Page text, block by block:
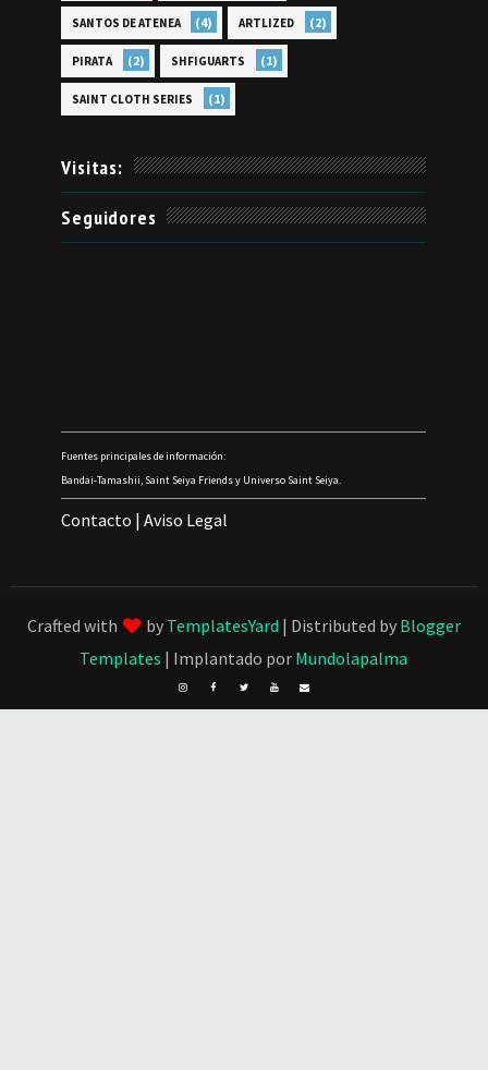
SANTOS DE ATENEA (4) ARTLIZED (2)
PIRATA (2) SHFIGUARTS (1)
SAINT CLOTH SERIES (1)
Visitas:
Seguidores
Fuentes principales de información:
Bandai-Tamashii, Saint Seiya Friends y Universo Saint Seiya.
Contacto |Aviso Legal
Crafted with by TemplatesYard | Distributed by Blogger
Templates | Implantado por Mundolapalma